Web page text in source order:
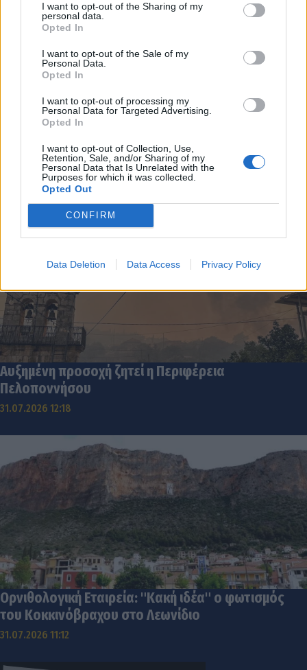
I want to opt-out of the Sharing of my
personal data.
Opted In
I want to opt-out of the Sale of my
Personal Data.
Opted In
I want to opt-out of processing my
Personal Data for Targeted Advertising.
Opted In
I want to opt-out of Collection, Use,
Retention, Sale, and/or Sharing of my
Personal Data that Is Unrelated with the
Purposes for which it was collected.
Opted Out
CONFIRM
Data Deletion Data Access Privacy Policy
Αυξημένη προσοχή ζητεί η Περιφέρεια
Πελοποννήσου
31.07.2026 12:18
Ορνιθολογική Εταιρεία: "Κακή ιδέα" ο φωτισμός
του Κοκκινόβραχου στο Λεωνίδιο
31.07.2026 11:12